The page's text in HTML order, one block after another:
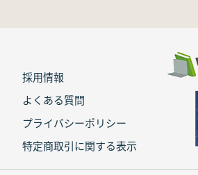
採用情報
よくある質問
プライバシーポリシー
特定商取引に関する表示